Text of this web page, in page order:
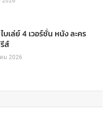
เล่ย์ 4 เวอร์ชั่น หนัง ละคร
ส์
ม 2026